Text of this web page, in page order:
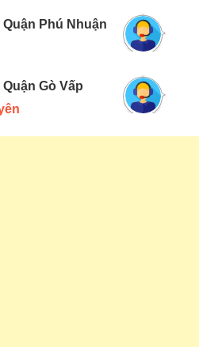
Phú Nhuận
Gò Vấp